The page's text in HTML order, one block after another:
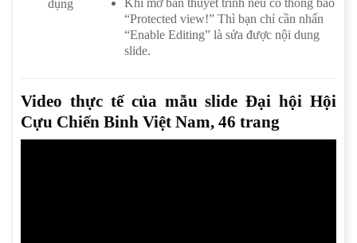
dụng
Khi mở bản thuyết trình nếu có thông báo
“Protected view!” Thì bạn chỉ cần nhấn
“Enable Editing” là sửa được nội dung
slide.
Video thực tế của mẫu slide Đại hội Hội
Cựu Chiến Binh Việt Nam, 46 trang